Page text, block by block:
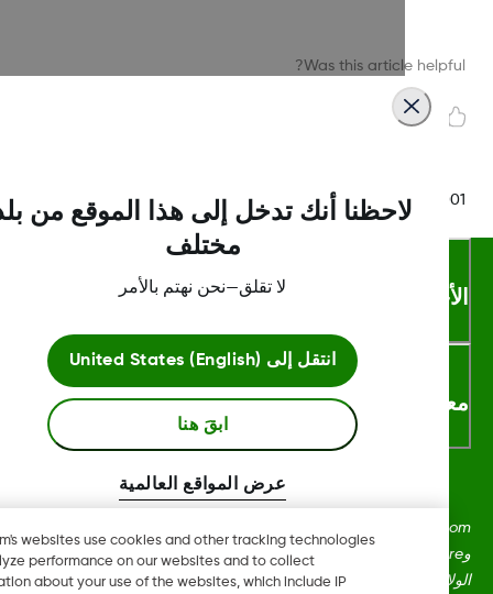
Was this article
LBL016375
والشروط
اكثر
وDexcom Share، وShare هي علامات تجارية أو علامات مُسجلة في
المتحدة وقد تكون كذلك في بلدان أخرى.
Dexcom's websites use cookies and other tracking technologies
to analyze performance on our websites and to collect
information about your use of the websites, which include IP
لاحظنا أنك تدخل إلى هذا الموقع من بلد
مختلف
لا تقلق—نحن نهتم بالأمر
انتقل إلى United States (English)
ابقَ هنا
عرض المواقع العالمية